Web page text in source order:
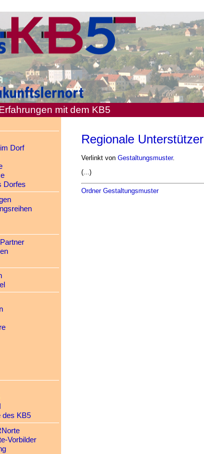
mit dem KB5
Dorf
Dorfes
des KB5
Vorbilder
Regionale Unterstützer
Verlinkt von Gestaltungsmuster.
(...)
Ordner Gestaltungsmuster